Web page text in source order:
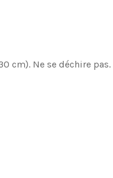
cm). Ne se déchire pas.